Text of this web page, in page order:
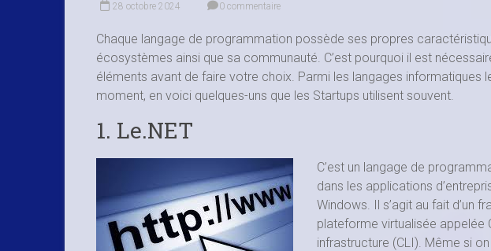
28 octobre 2024 0 commentaire
Chaque langage de programmation possède ses propres
écosystèmes ainsi que sa communauté. C’est pourquoi il est
éléments avant de faire votre choix. Parmi les langages informatiques
moment, en voici quelques-uns que les Startups utilisent souvent.
1. Le.NET
C’est un langage de
dans les applications
Windows. Il s’agit au fait d’un
plateforme virtualisée appelée
infrastructure (CLI). Même si